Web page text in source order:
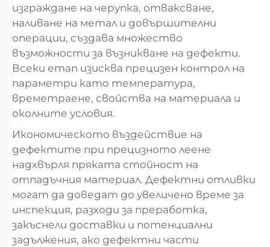
изграждане на черупка, отваксване,
наливане на метал и довършителни
операции, създава множество
възможности за възникване на дефекти.
Всеки етап изисква прецизен контрол на
параметри като температура,
времетраене, свойства на материала и
околните условия.
Икономическото въздействие на
дефектите при прецизното леене
надхвърля пряката стойност на
отпадъчния материал. Дефектни отливки
могат да доведат до увеличено време за
инспекция, разходи за преработка,
закъснели доставки и потенциални
задължения, ако дефектни части